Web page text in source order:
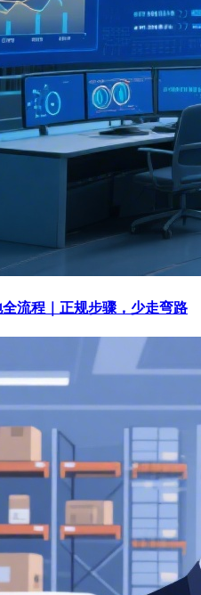
流程｜正规步骤，少走弯路